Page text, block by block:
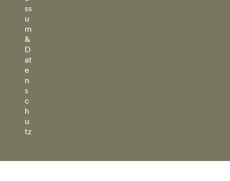
ss
u
m
&
D
at
e
n
s
c
h
u
tz